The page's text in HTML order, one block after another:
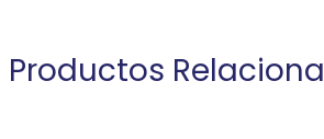
Productos